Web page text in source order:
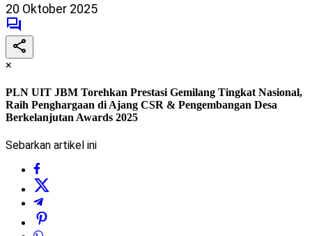
20 Oktober 2025
×
PLN UIT JBM Torehkan Prestasi Gemilang Tingkat Nasional,
Raih Penghargaan di Ajang CSR & Pengembangan Desa
Berkelanjutan Awards 2025
Sebarkan artikel ini